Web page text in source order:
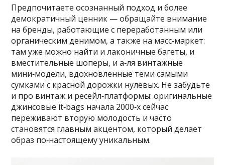
Предпочитаете осознанный подход и более
демократичный ценник — обращайте внимание
на бренды, работающие с переработанным или
органическим денимом, а также на масс‑маркет:
там уже можно найти и лаконичные багеты, и
вместительные шоперы, и а‑ля винтажные
мини‑модели, вдохновленные теми самыми
сумками с красной дорожки нулевых. Не забудьте
и про винтаж и ресейл‑платформы: оригинальные
джинсовые it‑bags начала 2000‑х сейчас
переживают вторую молодость и часто
становятся главным акцентом, который делает
образ по‑настоящему уникальным.